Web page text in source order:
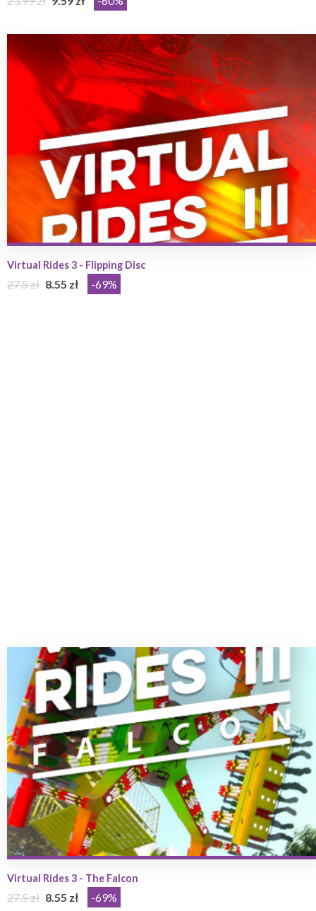
Virtual Rides 3 - Flipping Disc
27.5 zł 8.55 zł -69%
Virtual Rides 3 - The Falcon
27.5 zł 8.55 zł -69%